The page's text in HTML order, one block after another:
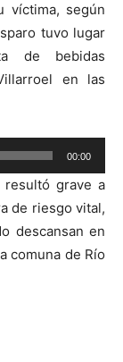
víctima, según
tuvo lugar
de bebidas
en las
00:00
resultó grave a
de riesgo vital,
descansan en
comuna de Río